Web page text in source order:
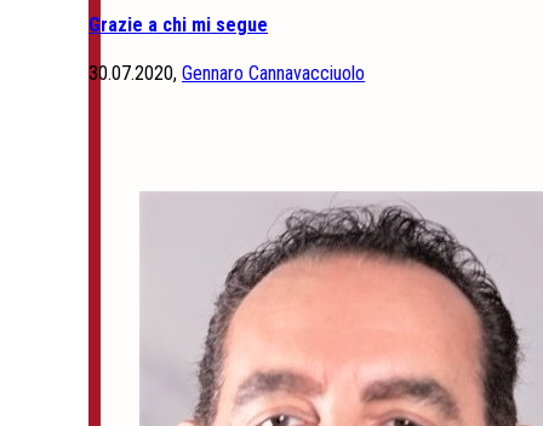
Grazie a chi mi segue
30.07.2020, Gennaro Cannavacciuolo